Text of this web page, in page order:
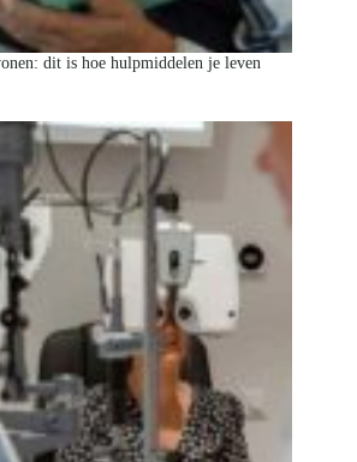
dit is hoe hulpmiddelen je leven